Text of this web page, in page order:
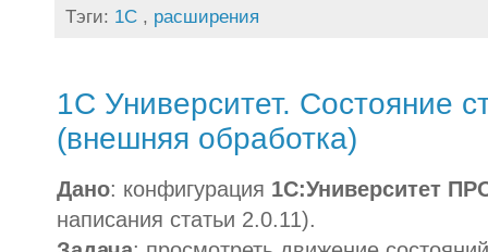
Тэги: 1С , расширения
1С Университет. Состояние
(внешняя обработка)
Дано: конфигурация 1С:Университет
написания статьи 2.0.11).